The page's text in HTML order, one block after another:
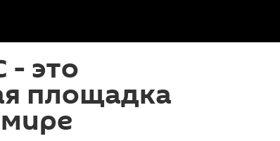
это
площадка